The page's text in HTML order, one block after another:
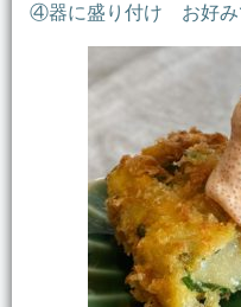
④器に盛り付け お好み